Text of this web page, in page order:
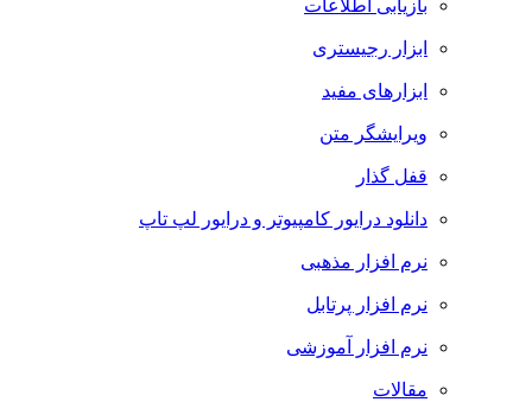
بازیابی اطلاعات
ابزار رجیستری
ابزارهای مفید
ویرایشگر متن
قفل گذار
دانلود درایور کامپیوتر و درایور لپ تاپ
نرم افزار مذهبی
نرم افزار پرتابل
نرم افزار آموزشی
مقالات